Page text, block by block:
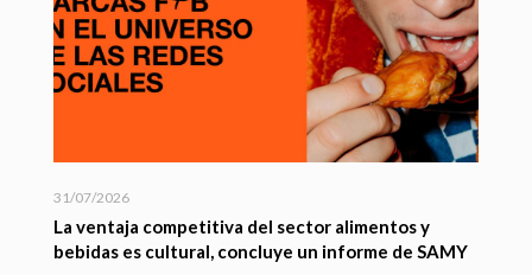
31/07/2026
La ventaja competitiva del sector alimentos y
bebidas es cultural, concluye un informe de SAMY